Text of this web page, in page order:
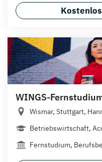
WINGS-
Wismar, Stuttgart,
Betriebswirtschaft,
Fernstudium,